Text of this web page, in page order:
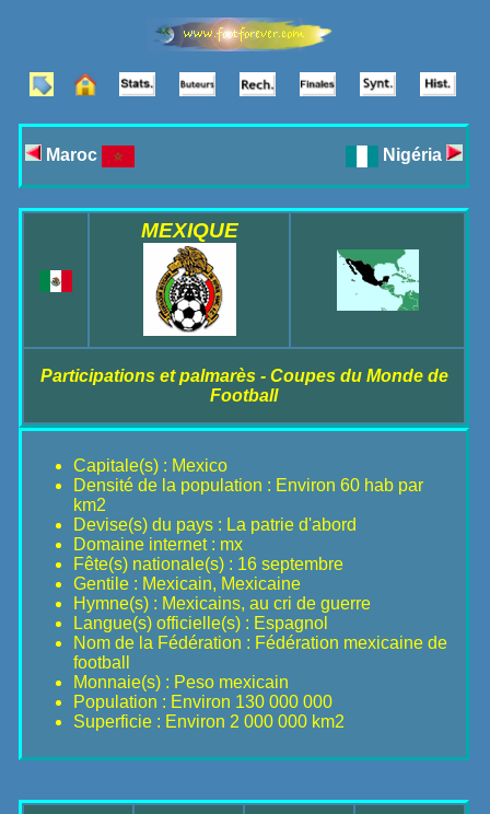
Maroc Nigéria
MEXIQUE
Participations et palmarès - Coupes du Monde de
Football
Capitale(s) : Mexico
Densité de la population : Environ 60 hab par
km2
Devise(s) du pays : La patrie d'abord
Domaine internet : mx
Fête(s) nationale(s) : 16 septembre
Gentile : Mexicain, Mexicaine
Hymne(s) : Mexicains, au cri de guerre
Langue(s) officielle(s) : Espagnol
Nom de la Fédération : Fédération mexicaine de
football
Monnaie(s) : Peso mexicain
Population : Environ 130 000 000
Superficie : Environ 2 000 000 km2